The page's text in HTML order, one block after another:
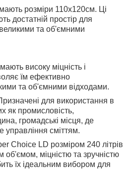
розміри 110х120см. Ці
достатній простір для
та об'ємними
високу міцність і
їм ефективно
та об'ємними відходами.
для використання в
як промисловість,
громадські місця, де
управління сміттям.
Choice LD розміром 240 літрів
об'ємом, міцністю та зручністю
їх ідеальним вибором для